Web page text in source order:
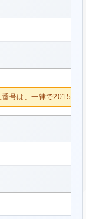
号は、一律で2015/10/